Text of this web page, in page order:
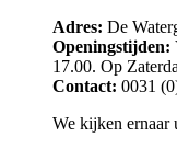
Adres: De
Openingstijden:
17.00. Op
Contact: 0031
We kijken ernaar